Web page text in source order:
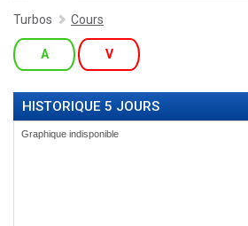
Turbos Cours
A V
HISTORIQUE 5 JOURS